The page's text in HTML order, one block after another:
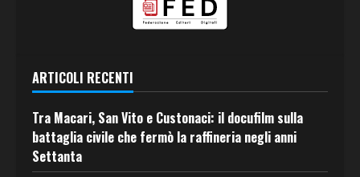
ARTICOLI RECENTI
Tra Macari, San Vito e Custonaci: il docufilm sulla
battaglia civile che fermò la raffineria negli anni
Settanta